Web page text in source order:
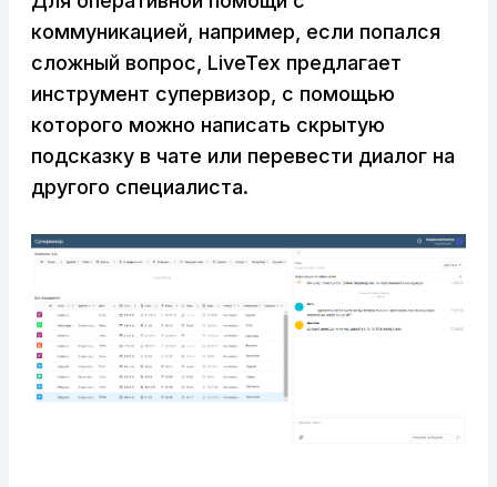
коммуникацией, например, если попался
сложный вопрос, LiveTex предлагает
инструмент супервизор, с помощью
которого можно написать скрытую
подсказку в чате или перевести диалог на
другого специалиста.